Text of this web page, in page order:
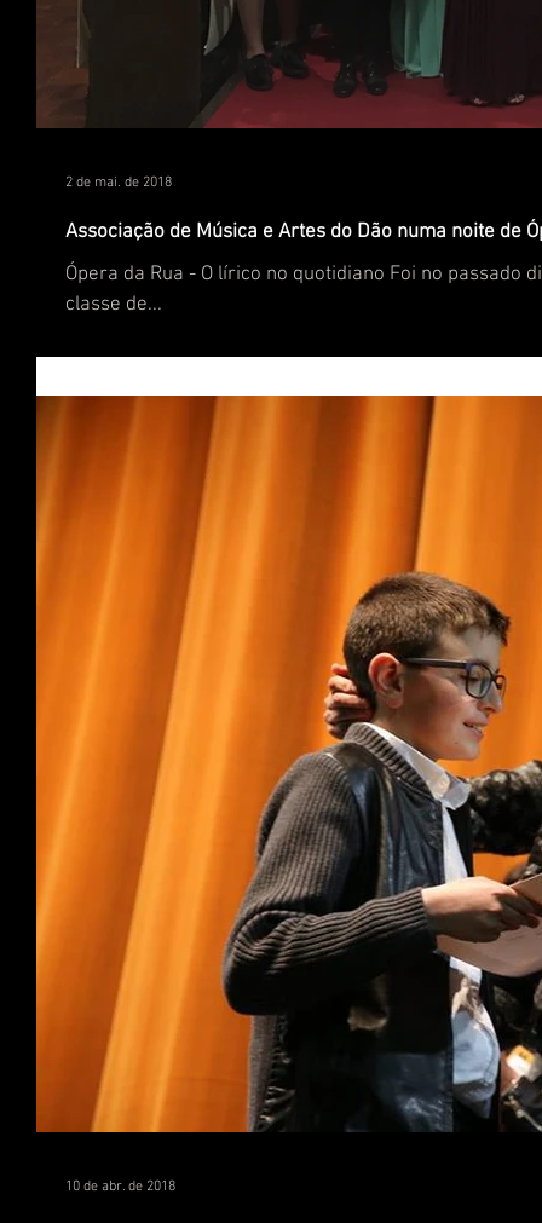
Associação de Música e Artes do Dão numa noite de
Ópera da Rua - O lírico no quotidiano Foi no passado dia 29 de abril que a convite da delegação de Viseu da Fundação Inatel, a
classe de...
2 de mai. de 2018
10 de abr. de 2018